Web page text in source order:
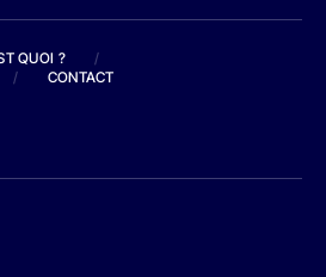
QUOI ?
/
/ CONTACT